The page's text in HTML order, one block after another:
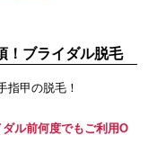
！ブライダル脱毛
指甲の脱毛！
ダル前何度でもご利用O